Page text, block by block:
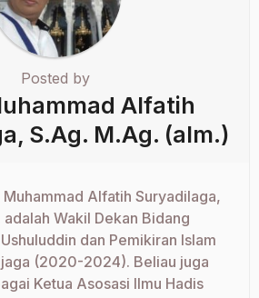
Posted by
Alfatih
S.Ag. M.Ag. (alm.)
Muhammad Alfatih Suryadilaga,
adalah Wakil Dekan Bidang
dan Pemikiran Islam
(2020-2024). Beliau juga
Ketua Asosasi Ilmu Hadis